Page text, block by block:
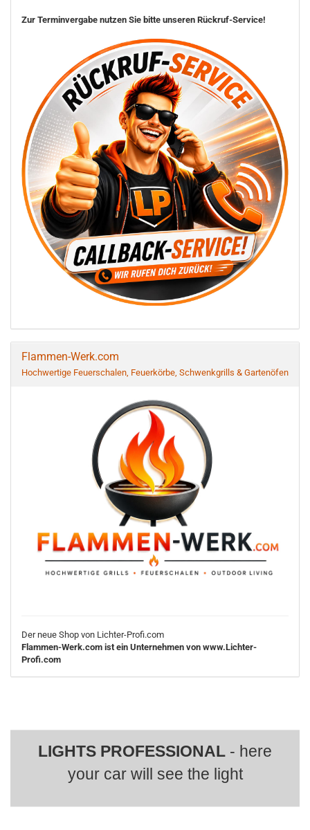
Zur Terminvergabe nutzen Sie bitte unseren Rückruf-Service!
Flammen-Werk.com
Hochwertige Feuerschalen, Feuerkörbe, Schwenkgrills & Gartenöfen
Der neue Shop von Lichter-Profi.com
Flammen-Werk.com ist ein Unternehmen von www.Lichter-
Profi.com
LIGHTS PROFESSIONAL - here
your car will see the light